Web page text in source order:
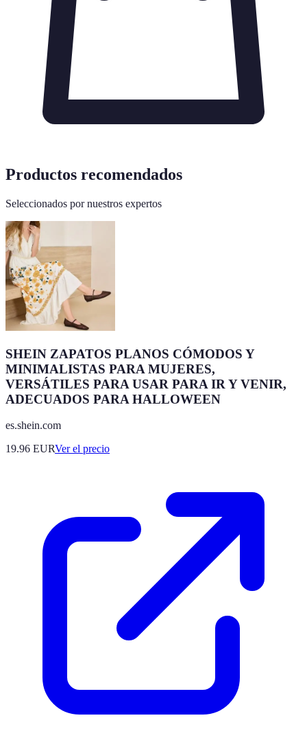
Productos recomendados
Seleccionados por nuestros expertos
SHEIN ZAPATOS PLANOS CÓMODOS Y
MINIMALISTAS PARA MUJERES,
VERSÁTILES PARA USAR PARA IR Y VENIR,
ADECUADOS PARA HALLOWEEN
es.shein.com
19.96 EURVer el precio